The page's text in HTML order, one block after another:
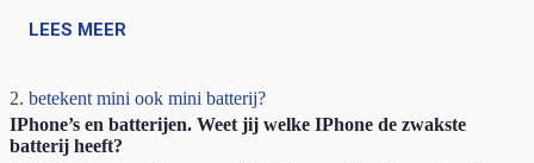
LEES MEER
2. betekent mini ook mini batterij?
IPhone’s en batterijen. Weet jij welke IPhone de zwakste
batterij heeft?